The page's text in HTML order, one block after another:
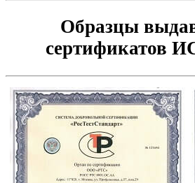
Образцы
сертификатов